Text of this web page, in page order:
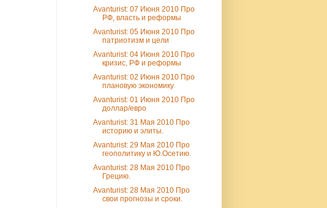
Avanturist: 07 Июня 2010 Про
РФ, власть и реформы
Avanturist: 05 Июня 2010 Про
патриотизм и цели
Avanturist: 04 Июня 2010 Про
кризис, РФ и реформы
Avanturist: 02 Июня 2010 Про
плановую экономику
Avanturist: 01 Июня 2010 Про
доллар/евро
Avanturist: 31 Мая 2010 Про
историю и элиты.
Avanturist: 29 Мая 2010 Про
геополитику и Ю.Осетию.
Avanturist: 28 Мая 2010 Про
Грецию.
Avanturist: 28 Мая 2010 Про
свои прогнозы и сроки.